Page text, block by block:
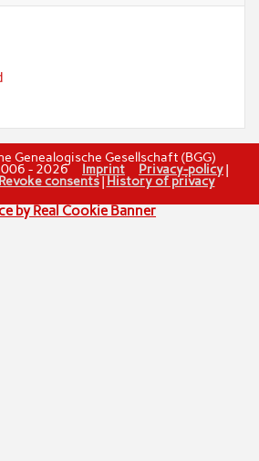
Genealogische Gesellschaft (BGG)
- 2026 Imprint Privacy-policy|
Revoke consents| History of privacy
by Real Cookie Banner